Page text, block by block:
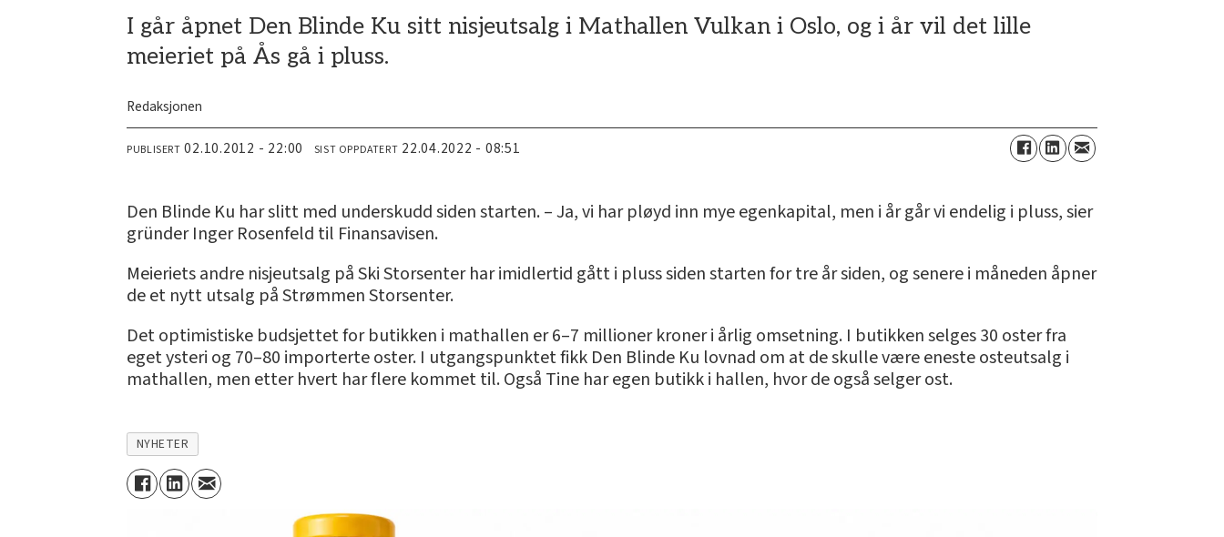
I går åpnet Den Blinde Ku sitt nisjeutsalg i Mathallen Vulkan i Oslo, og i år vil det lille
meieriet på Ås gå i pluss.
Redaksjonen
PUBLISERT 02.10.2012 - 22:00 SIST OPPDATERT 22.04.2022 - 08:51
Den Blinde Ku har slitt med underskudd siden starten. – Ja, vi har pløyd inn mye egenkapital, men i år går vi endelig i pluss, sier
gründer Inger Rosenfeld til Finansavisen.
Meieriets andre nisjeutsalg på Ski Storsenter har imidlertid gått i pluss siden starten for tre år siden, og senere i måneden åpner
de et nytt utsalg på Strømmen Storsenter.
Det optimistiske budsjettet for butikken i mathallen er 6–7 millioner kroner i årlig omsetning. I butikken selges 30 oster fra
eget ysteri og 70–80 importerte oster. I utgangspunktet fikk Den Blinde Ku lovnad om at de skulle være eneste osteutsalg i
mathallen, men etter hvert har flere kommet til. Også Tine har egen butikk i hallen, hvor de også selger ost.
NYHETER